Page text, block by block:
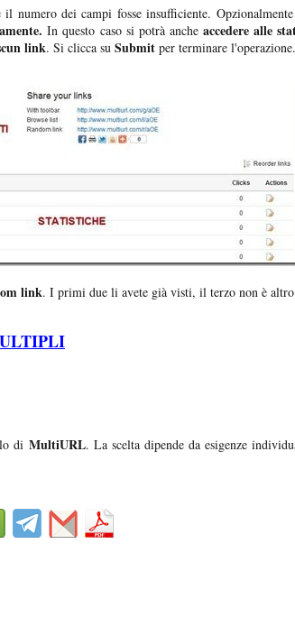
il numero dei campi fosse insufficiente.
In questo caso si potrà ancheaccedere alle
link. Si clicca su Submit per terminare
link. I primi due li avete già visti, il terzo non è
di MultiURL. La scelta dipende da esigenze